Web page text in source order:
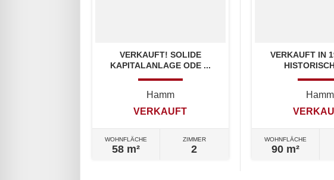
VERKAUFT! SOLIDE
KAPITALANLAGE ODE ...
Hamm
VERKAUFT
WOHNFLÄCHE
58 m²
ZIMMER
2
VERKAUFT IN
Hamm
WOHNFLÄCHE
90 m²